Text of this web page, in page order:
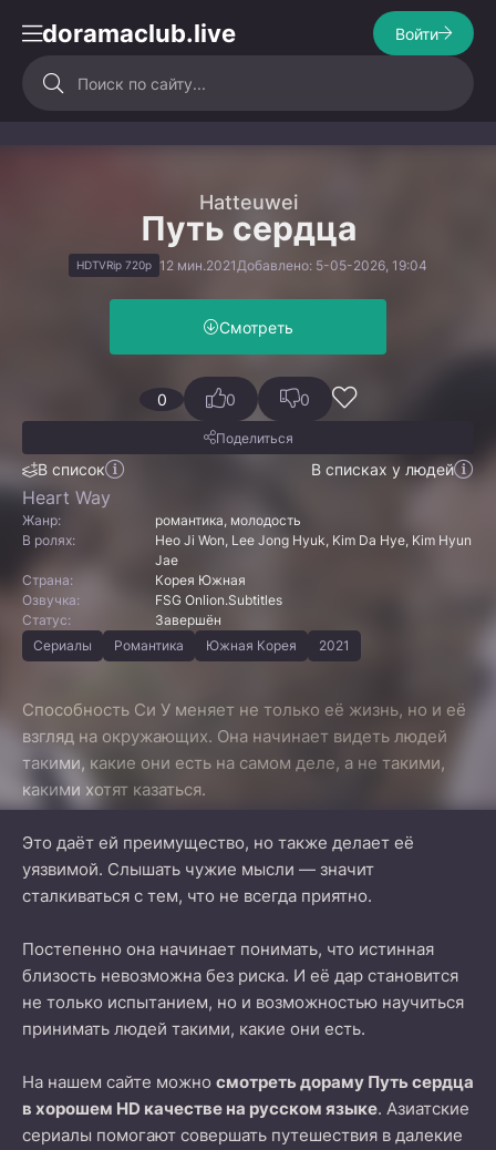
doramaclub.live Войти
Hatteuwei
Путь сердца
HDTVRip 720p 12 мин.2021 Добавлено: 5-05-2026, 19:04
Смотреть
0
В список В списках у людей
0 0
Поделиться
Heart Way
Жанр:
романтика, молодость
В ролях:
Heo Ji Won, Lee Jong Hyuk, Kim Da Hye, Kim Hyun
Jae
Страна:
Корея Южная
Озвучка:
FSG Onlion.Subtitles
Статус:
Завершён
Сериалы
Романтика Южная Корея 2021
Способность Си У меняет не только её жизнь, но и её
взгляд на окружающих. Она начинает видеть людей
такими, какие они есть на самом деле, а не такими,
какими хотят казаться.
Это даёт ей преимущество, но также делает её
уязвимой. Слышать чужие мысли — значит
сталкиваться с тем, что не всегда приятно.
Постепенно она начинает понимать, что истинная
близость невозможна без риска. И её дар становится
не только испытанием, но и возможностью научиться
принимать людей такими, какие они есть.
На нашем сайте можно смотреть дораму Путь сердца
в хорошем HD качестве на русском языке. Азиатские
сериалы помогают совершать путешествия в далекие